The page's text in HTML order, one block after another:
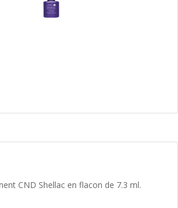
CND Shellac en flacon de 7.3 ml.